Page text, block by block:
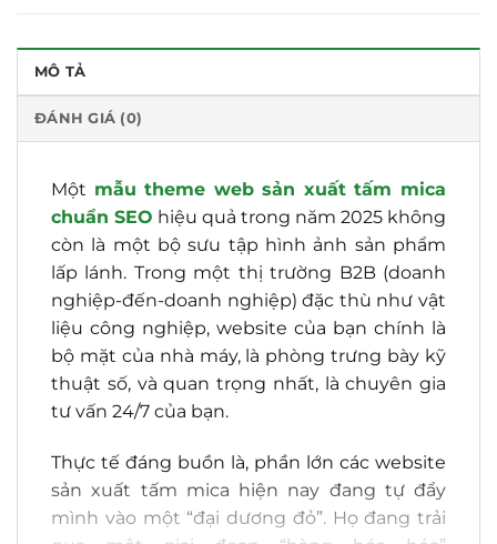
MÔ TẢ
ĐÁNH GIÁ (0)
Một mẫu theme web sản xuất tấm mica
chuẩn SEO hiệu quả trong năm 2025 không
còn là một bộ sưu tập hình ảnh sản phẩm
lấp lánh. Trong một thị trường B2B (doanh
nghiệp-đến-doanh nghiệp) đặc thù như vật
liệu công nghiệp, website của bạn chính là
bộ mặt của nhà máy, là phòng trưng bày kỹ
thuật số, và quan trọng nhất, là chuyên gia
tư vấn 24/7 của bạn.
Thực tế đáng buồn là, phần lớn các website
sản xuất tấm mica hiện nay đang tự đẩy
mình vào một “đại dương đỏ”. Họ đang trải